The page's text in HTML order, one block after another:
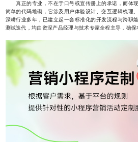
真正的专业，不在于口号或宣传册上的承诺，而体
简单的代码堆砌，它涉及用户体验设计、交互逻辑梳理
深耕行业多年，已建立起一套标准化的开发流程与跨职
测试迭代，均由资深产品经理与技术专家全程主导，确